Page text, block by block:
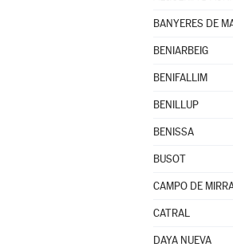
BANYERES DE
BENIARBEIG
BENIFALLIM
BENILLUP
BENISSA
BUSOT
CATRAL
DAYA NUEVA